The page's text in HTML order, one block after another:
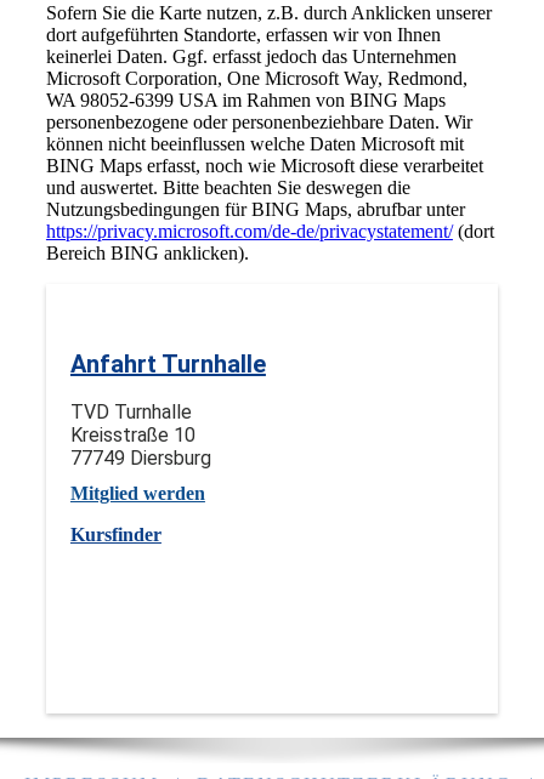
Sofern Sie die Karte nutzen, z.B. durch Anklicken unserer
dort aufgeführten Standorte, erfassen wir von Ihnen
keinerlei Daten. Ggf. erfasst jedoch das Unternehmen
Microsoft Corporation, One Microsoft Way, Redmond,
WA 98052-6399 USA im Rahmen von BING Maps
personenbezogene oder personenbeziehbare Daten. Wir
können nicht beeinflussen welche Daten Microsoft mit
BING Maps erfasst, noch wie Microsoft diese verarbeitet
und auswertet. Bitte beachten Sie deswegen die
Nutzungsbedingungen für BING Maps, abrufbar unter
https://privacy.microsoft.com/de-de/privacystatement/(dort
Bereich BING anklicken).
Anfahrt Turnhalle
TVD Turnhalle
Kreisstraße 10
77749 Diersburg
Mitglied werden
Kursfinder